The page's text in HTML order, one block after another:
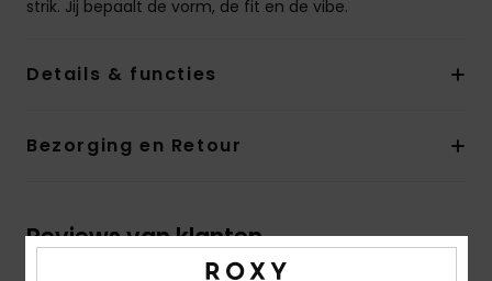
strik. Jij bepaalt de vorm, de fit en de vibe.
Details & functies
Bezorging en Retour
Reviews van klanten